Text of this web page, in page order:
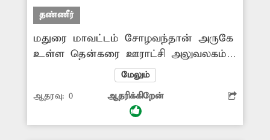
பயன்பாட்டுக்கு கொண்டுவர
சம்பந்தப்பட்ட அதிகாரிகள் விரைந்து
நடவடிக்கை எடுக்க வேண்டும்.
தண்ணீர்
மதுரை மாவட்டம் சோழவந்தான் அருகே
உள்ள தென்கரை ஊராட்சி அலுவலகம்
அருகே உள்ள குடிநீர் வினியோகம்
செய்யப்படும் குழாய் இணைப்பில்
உடைப்பு ஏற்பட்டு தண்ணீர் சாலையில்
அதிகளவில் செல்கிறது. இதனால் குடிநீர்
மேலும்
ஆதரவு: 0 ஆதரிக்கிறேன்